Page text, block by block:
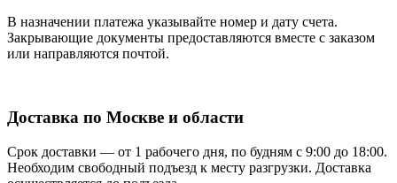
В назначении платежа указывайте номер и дату счета.
Закрывающие документы предоставляются вместе с заказом
или направляются почтой.
Доставка по Москве и области
Срок доставки — от 1 рабочего дня, по будням с 9:00 до 18:00.
Необходим свободный подъезд к месту разгрузки. Доставка